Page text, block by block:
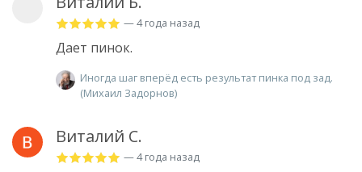
— 4 года назад
Дает пинок.
Иногда шаг вперёд есть результат пинка под зад.
(Михаил Задорнов)
Виталий С.
— 4 года назад